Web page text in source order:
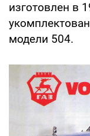
изготовлен в
модели 504.